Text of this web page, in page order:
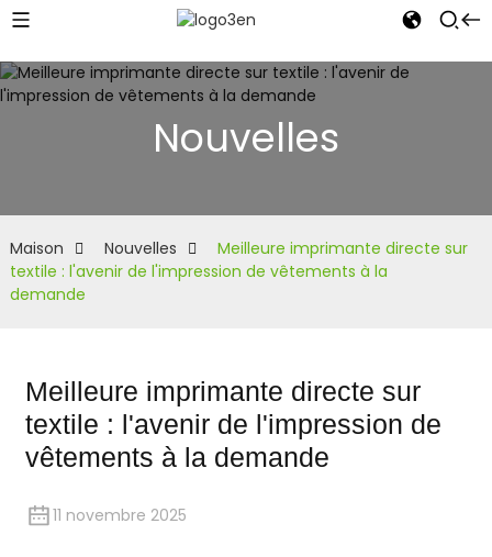
Nouvelles
Maison Nouvelles
Meilleure imprimante directe sur
textile : l'avenir de l'impression de vêtements à la
demande
Meilleure imprimante directe sur
textile : l'avenir de l'impression de
vêtements à la demande
11 novembre 2025